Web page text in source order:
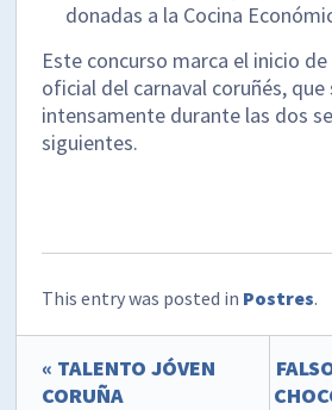
donadas a la Cocina
Este concurso marca el inicio
oficial del carnaval coruñés,
intensamente durante las dos
siguientes.
This entry was posted in Postres.
« TALENTO JÓVEN
CORUÑA